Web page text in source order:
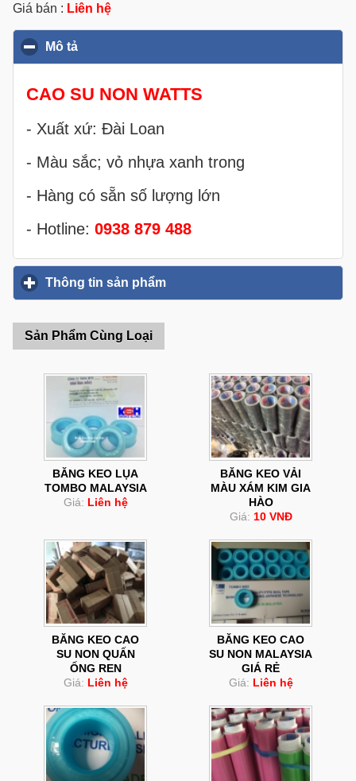
Giá bán : Liên hệ
Mô tả
CAO SU NON WATTS
- Xuất xứ: Đài Loan
- Màu sắc; vỏ nhựa xanh trong
- Hàng có sẵn số lượng lớn
- Hotline: 0938 879 488
Thông tin sản phẩm
Sản Phẩm Cùng Loại
BĂNG KEO LỤA
TOMBO MALAYSIA
Giá: Liên hệ
BĂNG KEO VẢI
MÀU XÁM KIM GIA
HÀO
Giá: 10 VNĐ
BĂNG KEO CAO
SU NON QUẤN
ỐNG REN
Giá: Liên hệ
BĂNG KEO CAO
SU NON MALAYSIA
GIÁ RẺ
Giá: Liên hệ